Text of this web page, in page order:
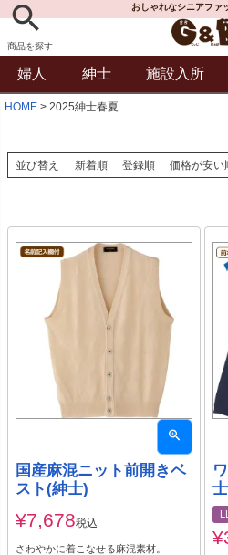
商品を探す
おしゃれなシニアファ
婦人 紳士 施設入所
HOME 2025紳士春夏
並び替え 新着順 登録順 価格が安い
国産麻混ニット前開きベ
スト(紳士)
¥7,678税込
さわやかに着こなせる麻混素材。
¥